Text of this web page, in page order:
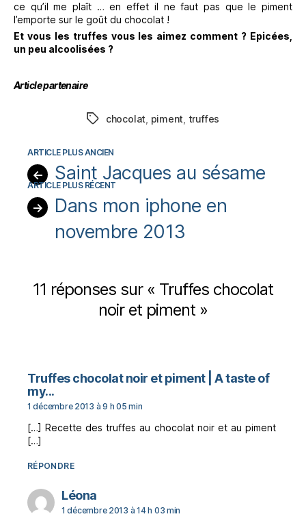
ce qu’il me plaît … en effet il ne faut pas que le piment
l’emporte sur le goût du chocolat !
Et vous les truffes vous les aimez comment ? Epicées,
un peu alcoolisées ?
Article partenaire
Étiquettes
chocolat piment truffes
← Saint Jacques au sésame
→
Dans mon iphone en
novembre 2013
11 réponses sur « Truffes chocolat
noir et piment »
Truffes chocolat noir et piment | A taste of
my...dit :
1 décembre 2013 à 9 h 05 min
[…] Recette des truffes au chocolat noir et au piment
[…]
RÉPONDRE
Léonadit :
1 décembre 2013 à 14 h 03 min